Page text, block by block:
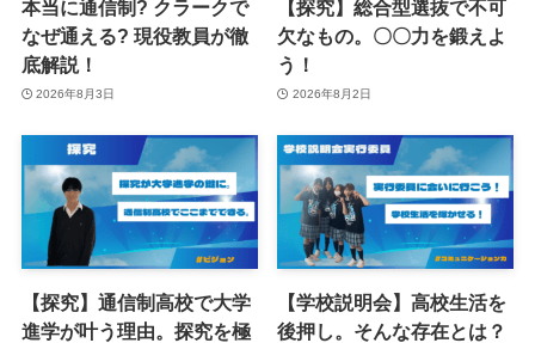
本当に通信制? クラークで
なぜ通える? 現役教員が徹
底解説！
2026年8月3日
【探究】総合型選抜で不可
欠なもの。〇〇力を鍛えよ
う！
2026年8月2日
【探究】通信制高校で大学
進学が叶う理由。探究を極
【学校説明会】高校生活を
後押し。そんな存在とは？